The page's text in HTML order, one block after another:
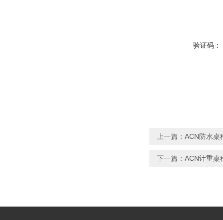
验证码：
上一篇： ACN防水桌
下一篇： ACN计重桌